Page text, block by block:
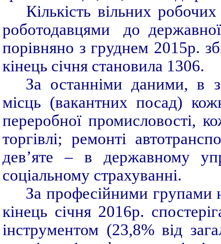
Кількість вільних
роботодавцями
до
порівняно з груднем 2015р.
кінець січня становила 1306.
За останніми даними, в
місць (вакантних посад)
переробної промисловості,
торгівлі; ремонті
дев’яте – в державному
соціальному страхуванні.
За професійними групами
кінець січня 2016р.
інструментом (23,8% від